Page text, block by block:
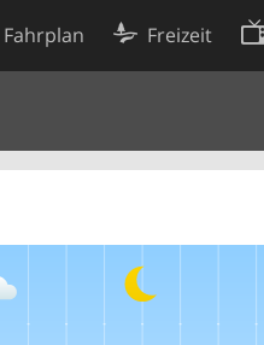
Fahrplan Freizeit
Cookie-Einstellungen